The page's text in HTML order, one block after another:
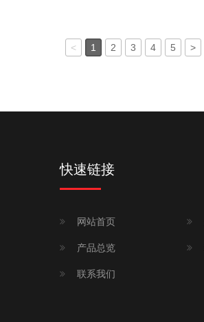
< 1 2 3 4 5 >
快速链接
网站首页
产品总览
联系我们